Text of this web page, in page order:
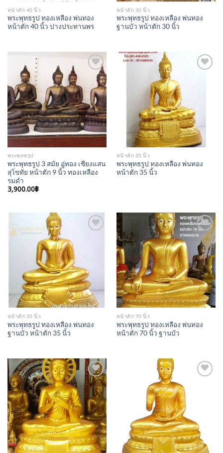
หน้าตัก 40 นิ้ว
พระพุทธรูป ทองเหลือง พ่นทอง
หน้าตัก 40 นิ้ว ปางประทานพร
หน้าตัก 30 นิ้ว
พระพุทธรูป ทองเหลือง พ่นทอง
ฐานบัว หน้าตัก 30 นิ้ว
Add to
Wishlist
พระพุทธรูป
พระพุทธรูป 3 สมัย อู่ทอง เชียงแสน
สุโขทัย หน้าตัก 9 นิ้ว ทองเหลือง
รมดำ
3,900.00฿
หน้าตัก 35 นิ้ว
พระพุทธรูป ทองเหลือง พ่นทอง
หน้าตัก 35 นิ้ว
หน้าตัก 35 นิ้ว
พระพุทธรูป ทองเหลือง พ่นทอง
ฐานบัว หน้าตัก 35 นิ้ว
Add to
Wishlist
หน้าตัก 70 นิ้ว
พระพุทธรูป ทองเหลือง พ่นทอง
หน้าตัก 70 นิ้ว ฐานบัว
Add to
Wishlist